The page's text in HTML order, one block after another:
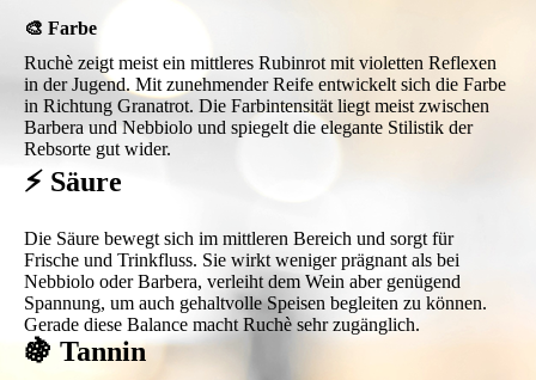
🎨 Farbe
Ruchè zeigt meist ein mittleres Rubinrot mit violetten Reflexen
in der Jugend. Mit zunehmender Reife entwickelt sich die Farbe
in Richtung Granatrot. Die Farbintensität liegt meist zwischen
Barbera und Nebbiolo und spiegelt die elegante Stilistik der
Rebsorte gut wider.
⚡ Säure
Die Säure bewegt sich im mittleren Bereich und sorgt für
Frische und Trinkfluss. Sie wirkt weniger prägnant als bei
Nebbiolo oder Barbera, verleiht dem Wein aber genügend
Spannung, um auch gehaltvolle Speisen begleiten zu können.
Gerade diese Balance macht Ruchè sehr zugänglich.
🍇 Tannin